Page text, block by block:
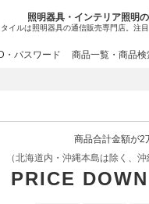
照明器具・インテリア照明
イルは照明器具の通信販売専門店。注
ID・パスワード 商品一覧・商品検
商品合計金額が2
（北海道内・沖縄本島は除く、
PRICE DOWN